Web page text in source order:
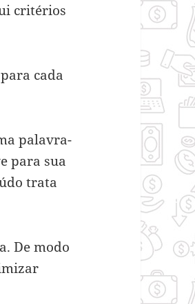
critérios
cada
palavra-
para sua
trata
De modo